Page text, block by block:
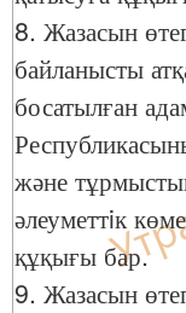
8. Жазасын
байланысты
босатылған
және
әлеуметтiк
құқығы бар.
9. Жазасын